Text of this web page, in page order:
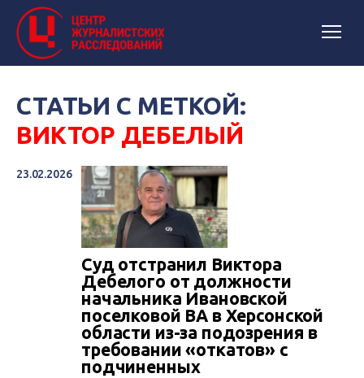
СТАТЬИ С МЕТКОЙ:
ВИКТОР ДЕБЕЛЫЙ
23.02.2026
Суд отстранил Виктора
Дебелого от должности
начальника Ивановской
поселковой ВА в Херсонской
области из-за подозрения в
требовании «откатов» с
подчиненных